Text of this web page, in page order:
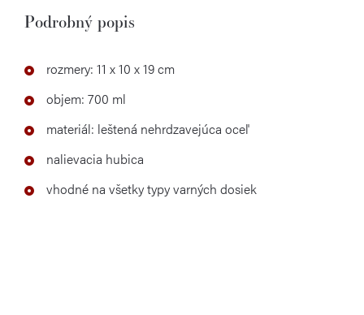
Podrobný popis
rozmery: 11 x 10 x 19 cm
objem: 700 ml
materiál: leštená nehrdzavejúca oceľ
nalievacia hubica
vhodné na všetky typy varných dosiek